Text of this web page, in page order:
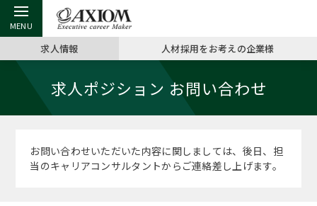
戻る
アクシアムの特長 ミッシ
コンサ
サービス案内
お申し
キャリ
戻る
キャリア支援 TOP
キャリアデザイン講座
（最新求人市場動向）
キャリ
MBAの
MBA留
日本か
戻る
転職ツール TOP
英文レジュメの書き方
英文レ
パワー
戻る
転職コラム TOP
“展”職相談室
戻る
イベント・セミナー TOP
ジョブフェア
戻る
会社概要 TOP
沿革
求人情報 人材採用をお考えの企業様
求人ポジション お問い合わせ
お問い合わせいただいた内容に関しましては、後日、担
当のキャリアコンサルタントからご連絡差し上げます。